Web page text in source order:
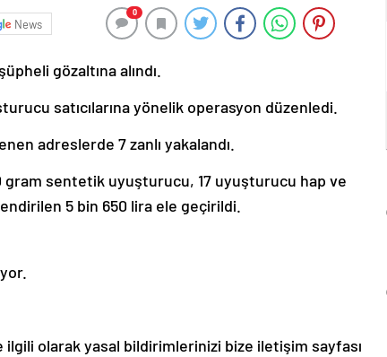
News
0
gözaltına alındı.
satıcılarına yönelik operasyon düzenledi.
adreslerde 7 zanlı yakalandı.
sentetik uyuşturucu, 17 uyuşturucu hap ve
5 bin 650 lira ele geçirildi.
olarak yasal bildirimlerinizi bize iletişim sayfası